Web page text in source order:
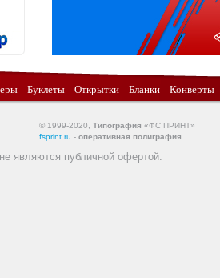
Буклеты Открытки Бланки Конверты
© 1999-2020, Типография «ФС ПРИНТ»
fsprint.ru - оперативная полиграфия
являются публичной офертой.